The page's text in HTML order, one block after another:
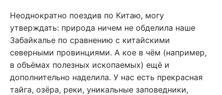
Неоднократно поездив по Китаю, могу
утверждать: природа ничем не обделила наше
Забайкалье по сравнению с китайскими
северными провинциями. А кое в чём (например,
в объёмах полезных ископаемых) ещё и
дополнительно наделила. У нас есть прекрасная
тайга, озёра, реки, уникальные заповедники,